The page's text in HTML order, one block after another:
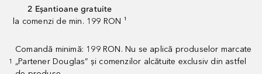
2 Eșantioane gratuite
la comenzi de min. 199 RON ¹
1
Comandă minimă: 199 RON. Nu se aplică produselor marcate
„Partener Douglas” și comenzilor alcătuite exclusiv din astfel